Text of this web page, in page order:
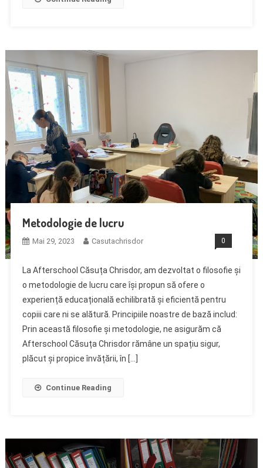
Metodologie de lucru
Mai 29, 2023 Casutachrisdor 0
La Afterschool Căsuța Chrisdor, am dezvoltat o filosofie și
o metodologie de lucru care își propun să ofere o
experiență educațională echilibrată și eficientă pentru
copiii care ni se alătură. Principiile noastre de bază includ:
Prin această filosofie și metodologie, ne asigurăm că
Afterschool Căsuța Chrisdor rămâne un spațiu sigur,
plăcut și propice învățării, în […]
Continue Reading